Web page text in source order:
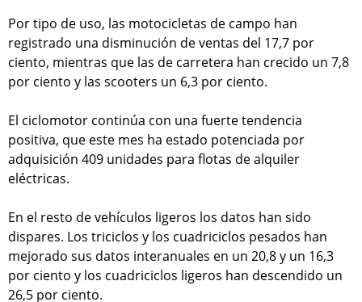
Por tipo de uso, las motocicletas de campo han
registrado una disminución de ventas del 17,7 por
ciento, mientras que las de carretera han crecido un 7,8
por ciento y las scooters un 6,3 por ciento.
El ciclomotor continúa con una fuerte tendencia
positiva, que este mes ha estado potenciada por
adquisición 409 unidades para flotas de alquiler
eléctricas.
En el resto de vehículos ligeros los datos han sido
dispares. Los triciclos y los cuadriciclos pesados han
mejorado sus datos interanuales en un 20,8 y un 16,3
por ciento y los cuadriciclos ligeros han descendido un
26,5 por ciento.